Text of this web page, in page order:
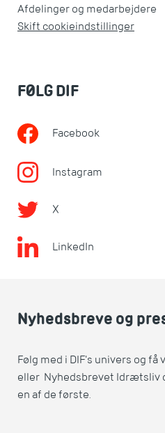
Afdelinger og medarbejdere
Skift cookieindstillinger
FØLG DIF
Facebook
Instagram
X
LinkedIn
Nyhedsbreve og
Følg med i DIF's univers og
eller Nyhedsbrevet Idrætsliv
en af de første.